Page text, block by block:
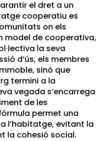
el dret a un
cooperatiu es
on els
model de cooperativa,
la seva
d’ús, els membres
sinó que
termini a la
vegada s’encarrega
de les
permet una
l’habitatge, evitant la
la cohesió social.